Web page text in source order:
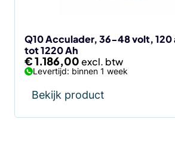
Q10 Acculader, 36-48 volt,
tot 1220 Ah
€1.186,00
Levertijd: binnen 1 week
Bekijk product